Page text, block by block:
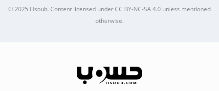
© 2025Hsoub.Content licensed underCC BY-NC-SA 4.0unless mentioned
otherwise.